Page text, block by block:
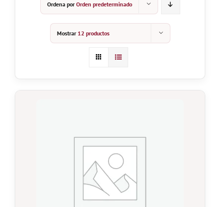
Noticias
WooCommerce My Account
Ordena porOrden predeterminado
Mostrar 12 productos